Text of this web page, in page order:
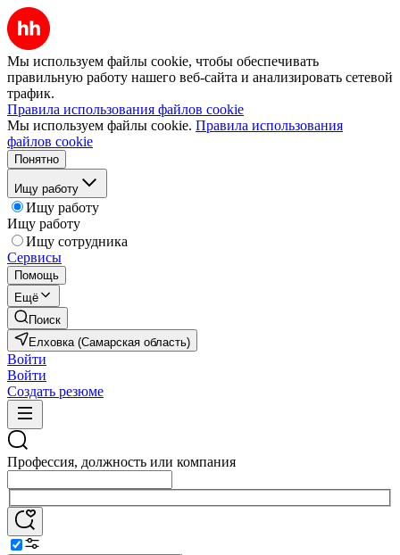
Мы используем файлы cookie, чтобы обеспечивать
правильную работу нашего веб-сайта и анализировать сетевой
трафик.
Правила использования файлов cookie
Мы используем файлы cookie. Правила использования
файлов cookie
Понятно
Ищу работу
Ищу работу
Ищу работу
Ищу сотрудника
Сервисы
Помощь
Ещё
Поиск
Елховка (Самарская область)
Войти
Войти
Создать резюме
Профессия, должность или компания